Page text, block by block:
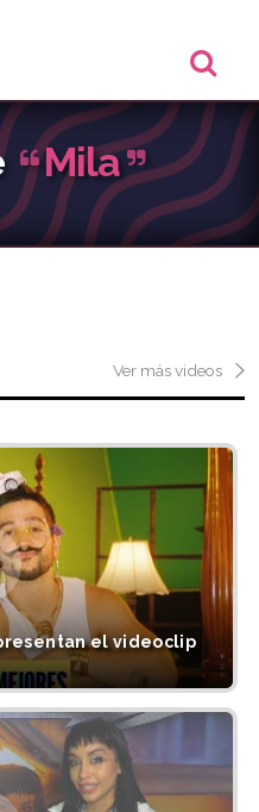
Mila
Ver más videos
el videoclip